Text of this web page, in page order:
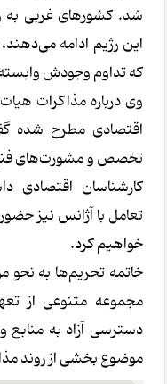
شد. کشورهای غربی به
این رژیم ادامه
که تداوم وجودش
وی درباره مذاکرات
اقتصادی مطرح شده
تخصص و مشورت‌های فنی
کارشناسان اقتصادی
تعامل با آژانس نیز
خواهیم کرد.
خاتمه تحریم‌ها به نحو
مجموعه متنوعی از
دسترسی آزاد به منابع
موضوع بخشی از روند